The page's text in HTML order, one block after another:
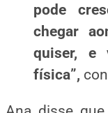
pode
chegar
quiser, e
física”,